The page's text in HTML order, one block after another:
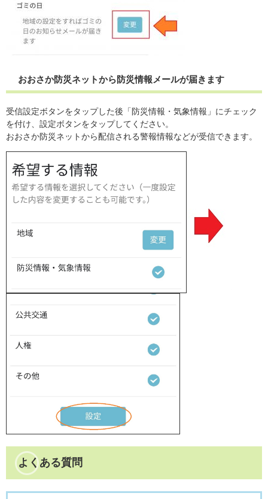
おおさか防災ネットから防災情報メールが届きます
受信設定ボタンをタップした後「防災情報・気象情報」にチェック
を付け、設定ボタンをタップしてください。
おおさか防災ネットから配信される警報情報などが受信できます。
よくある質問